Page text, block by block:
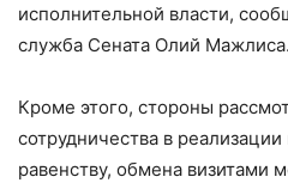
исполнительной власти,
служба Сената Олий Мажлиса.
Кроме этого, стороны
сотрудничества в
равенству, обмена визитами